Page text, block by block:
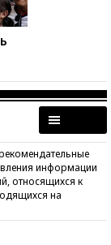
информации
относящихся к
на